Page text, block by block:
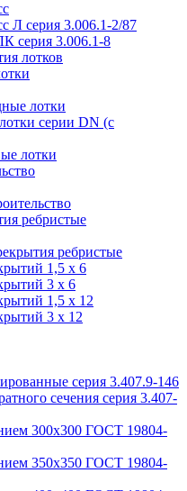
Л серия 3.006.1-2/87
серия 3.006.1-8
лотков
лотки
серии DN (с
лотки
ребристые
ребристые
1,5 x 6
3 x 6
1,5 x 12
3 x 12
серия 3.407.9-146
сечения серия 3.407-
300х300 ГОСТ 19804-
350х350 ГОСТ 19804-